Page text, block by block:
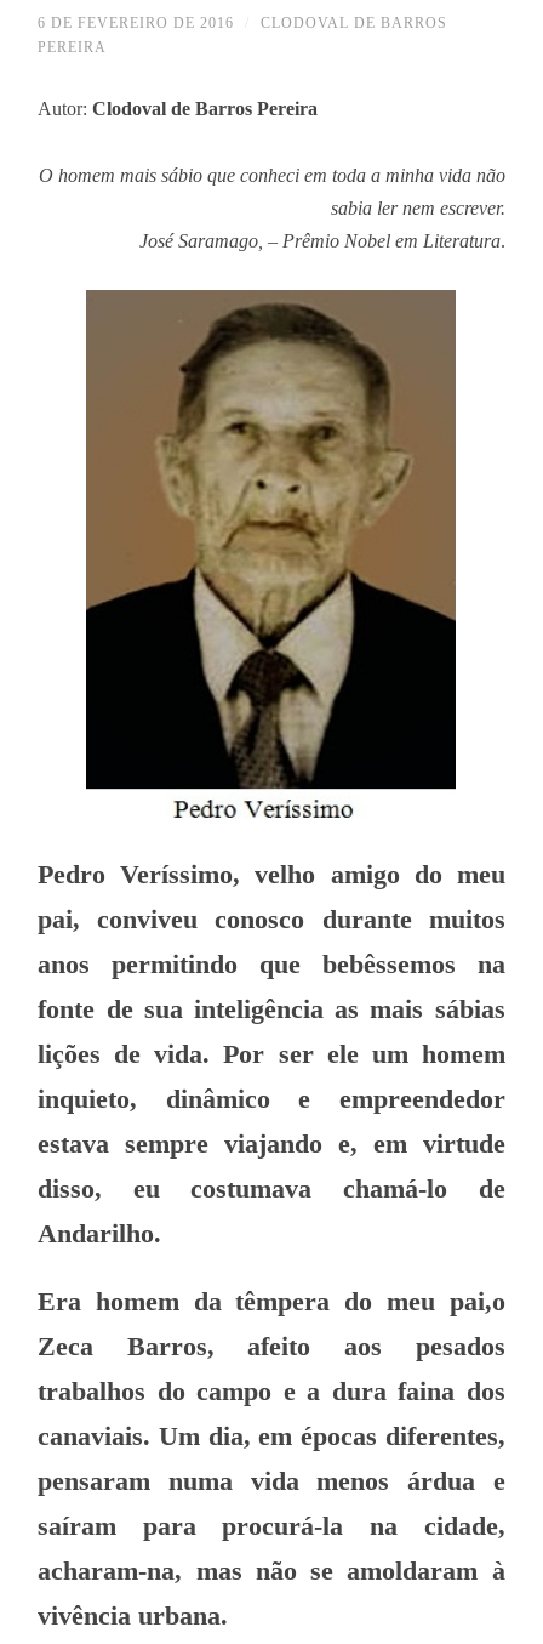
6 DE FEVEREIRO DE 2016
CLODOVAL DE BARROS
PEREIRA
Autor:Clodoval de Barros Pereira
O homem mais sábio que conheci em toda a minha vida não
sabia ler nem escrever.
José Saramago, – Prêmio Nobel em Literatura.
Pedro Veríssimo, velho amigo do meu
pai, conviveu conosco durante muitos
anos permitindo que bebêssemos na
fonte de sua inteligência as mais sábias
lições de vida. Por ser ele um homem
inquieto, dinâmico e empreendedor
estava sempre viajando e, em virtude
disso, eu costumava chamá-lo de
Andarilho.
Era homem da têmpera do meu pai,o
Zeca Barros, afeito aos pesados
trabalhos do campo e a dura faina dos
canaviais. Um dia, em épocas diferentes,
pensaram numa vida menos árdua e
saíram para procurá-la na cidade,
acharam-na, mas não se amoldaram à
vivência urbana.